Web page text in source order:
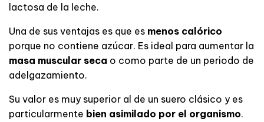
lactosa de la leche.
Una de sus ventajas es que es menos calórico
porque no contiene azúcar. Es ideal para aumentar la
masa muscular seca o como parte de un periodo de
adelgazamiento.
Su valor es muy superior al de un suero clásico y es
particularmente bien asimilado por el organismo.